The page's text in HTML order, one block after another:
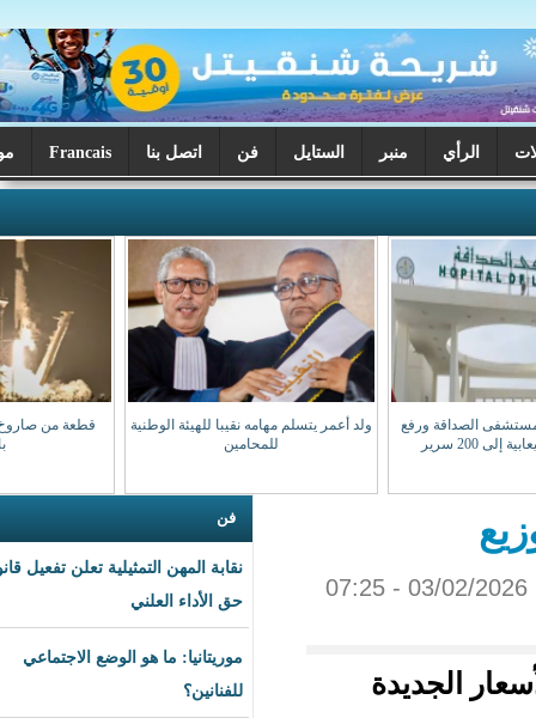
الستايل فن اتصل بنا Francais موريتانيا اليوم
ولد أعمر يتسلم مهامه نقيبا للهيئة الوطنية
قطعة من صاروخ سبيس إكس ترتطم
نقابة المهن التمثيلية تعلن تفعيل قانون
حق الأداء العلني
موريتانيا: ما هو الوضع الاجتماعي
للفنانين؟